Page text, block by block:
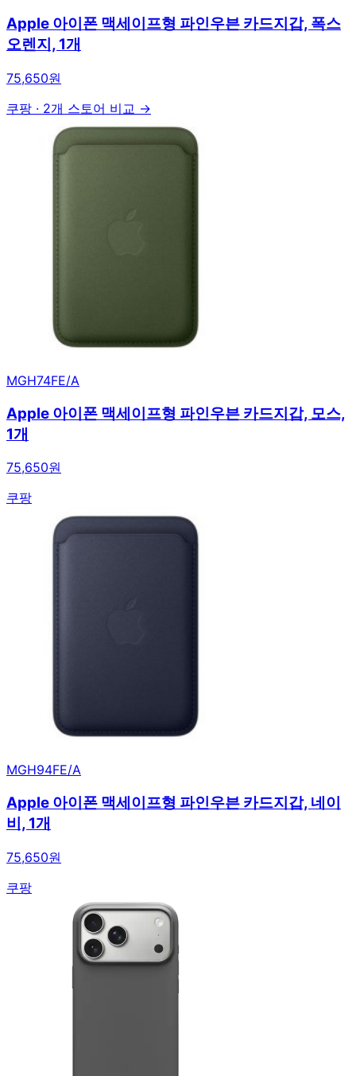
Apple 아이폰 맥세이프형 파인우븐 카드지갑, 폭스
오렌지, 1개
75,650원
쿠팡 · 2개 스토어 비교 →
MGH74FE/A
Apple 아이폰 맥세이프형 파인우븐 카드지갑, 모스,
1개
75,650원
쿠팡
MGH94FE/A
Apple 아이폰 맥세이프형 파인우븐 카드지갑, 네이
비, 1개
75,650원
쿠팡